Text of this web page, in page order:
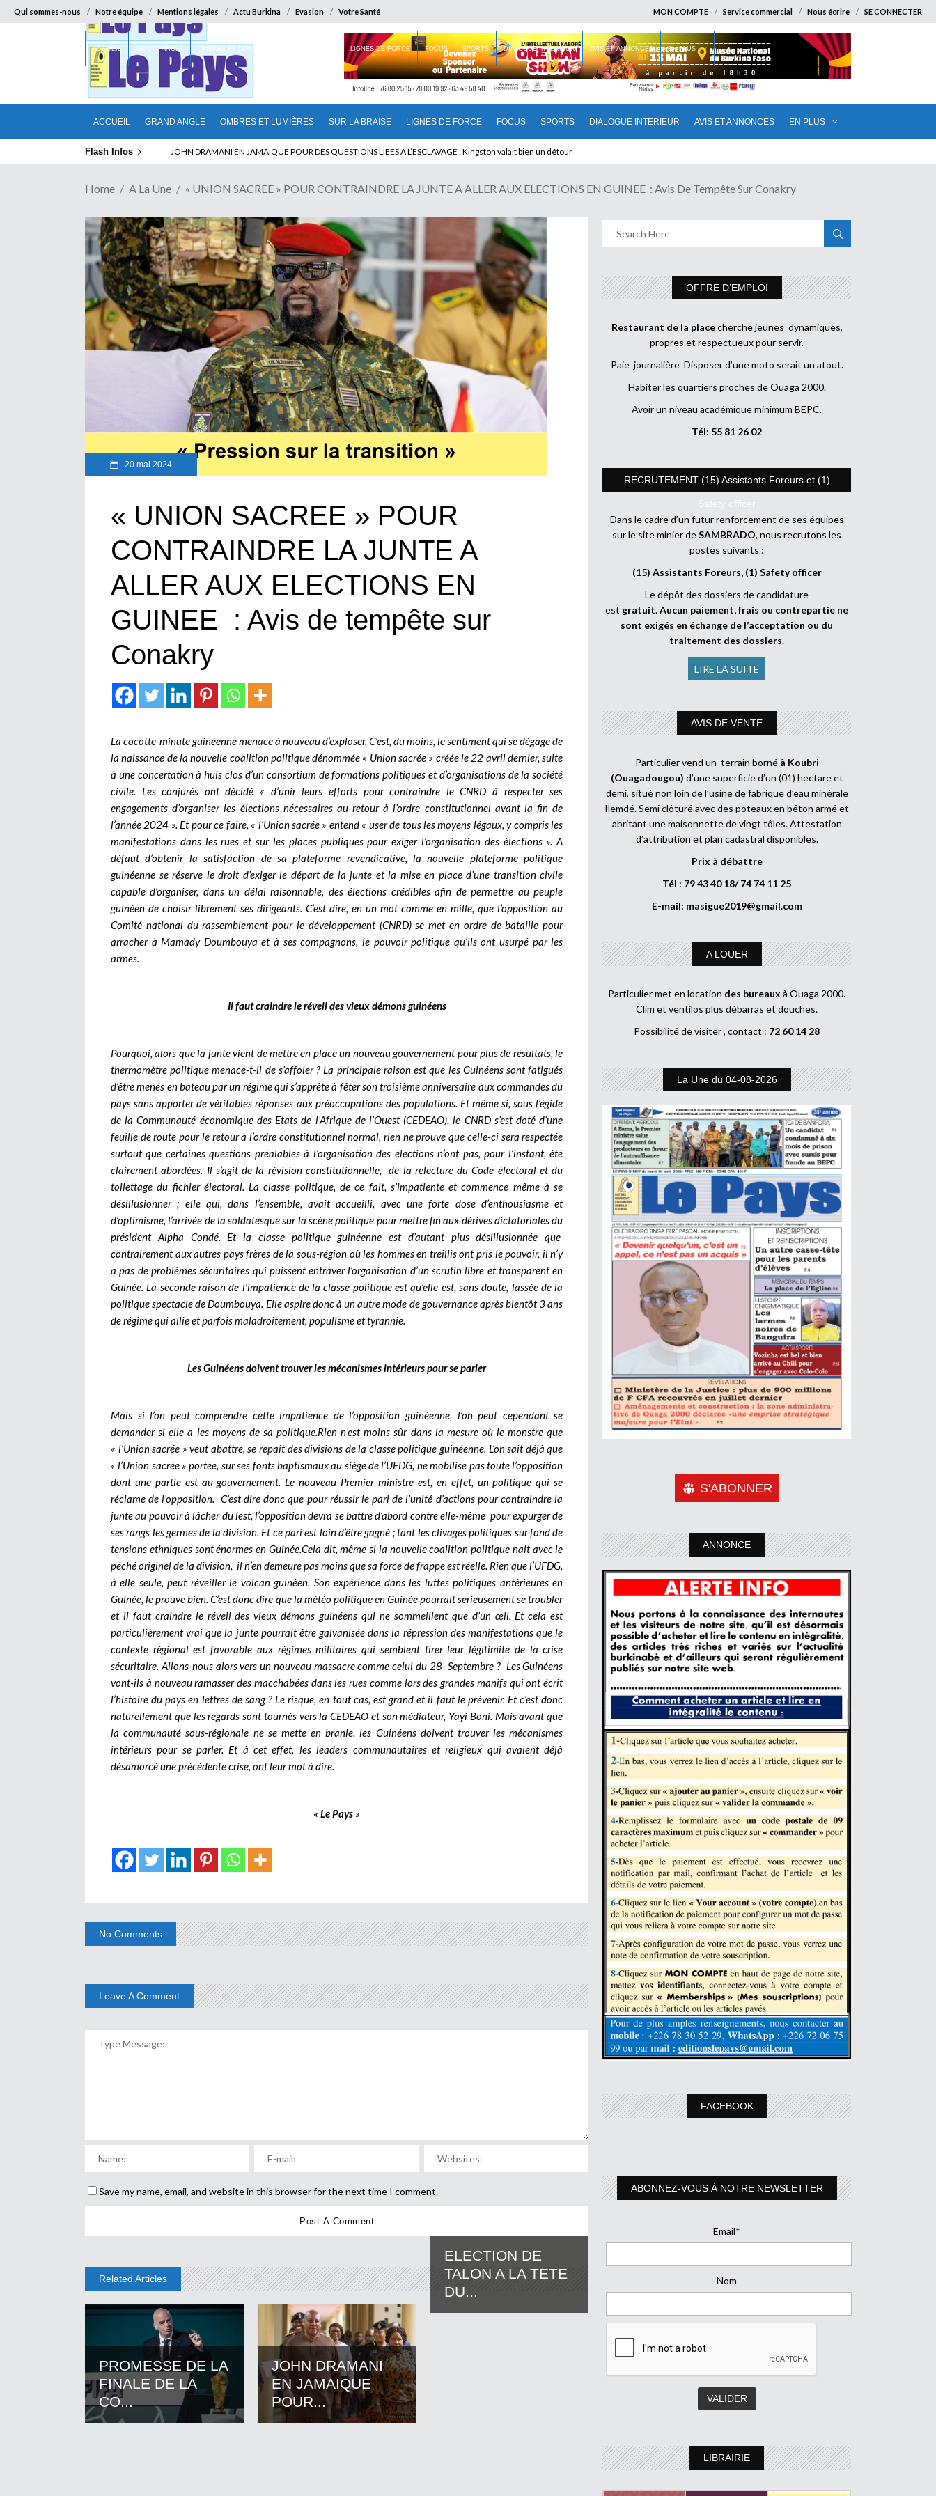
Qui sommes-nous Notre équipe Mentions légales Actu Burkina Evasion Votre Santé MON COMPTE Service commercial Nous écrire SE CONNECTER
ACCUEIL GRAND ANGLE OMBRES ET LUMIÈRES SUR LA BRAISE LIGNES DE FORCE FOCUS SPORTS DIALOGUE INTERIEUR AVIS ET ANNONCES EN PLUS
ACCUEIL GRAND ANGLE OMBRES ET LUMIÈRES LIGNES DE FORCE FOCUS SPORTS DIALOGUE INTERIEUR AVIS ET ANNONCES EN PLUS
Flash Infos ELECTION DE TALON A LA TETE DU SENAT BENINOIS : Quand Patrice quitte le pouvoir sans partir !
Home A La Une « UNION SACREE » POUR CONTRAINDRE LA JUNTE A ALLER AUX ELECTIONS EN GUINEE : Avis De Tempête Sur Conakry
20 mai 2024
« UNION SACREE » POUR
CONTRAINDRE LA JUNTE A
ALLER AUX ELECTIONS EN
GUINEE : Avis de tempête sur
Conakry
La cocotte-minute guinéenne menace à nouveau d’exploser. C’est, du moins, le sentiment qui se dégage de
la naissance de la nouvelle coalition politique dénommée « Union sacrée » créée le 22 avril dernier, suite
à une concertation à huis clos d’un consortium de formations politiques et d’organisations de la société
civile. Les conjurés ont décidé « d’unir leurs efforts pour contraindre le CNRD à respecter ses
engagements d’organiser les élections nécessaires au retour à l’ordre constitutionnel avant la fin de
l’année 2024 ». Et pour ce faire, « l’Union sacrée » entend « user de tous les moyens légaux, y compris les
manifestations dans les rues et sur les places publiques pour exiger l’organisation des élections ». A
défaut d’obtenir la satisfaction de sa plateforme revendicative, la nouvelle plateforme politique
guinéenne se réserve le droit d’exiger le départ de la junte et la mise en place d’une transition civile
capable d’organiser, dans un délai raisonnable, des élections crédibles afin de permettre au peuple
guinéen de choisir librement ses dirigeants. C’est dire, en un mot comme en mille, que l’opposition au
Comité national du rassemblement pour le développement (CNRD) se met en ordre de bataille pour
arracher à Mamady Doumbouya et à ses compagnons, le pouvoir politique qu’ils ont usurpé par les
armes.
Il faut craindre le réveil des vieux démons guinéens
Pourquoi, alors que la junte vient de mettre en place un nouveau gouvernement pour plus de résultats, le
thermomètre politique menace-t-il de s’affoler ? La principale raison est que les Guinéens sont fatigués
d’être menés en bateau par un régime qui s’apprête à fêter son troisième anniversaire aux commandes du
pays sans apporter de véritables réponses aux préoccupations des populations. Et même si, sous l’égide
de la Communauté économique des Etats de l’Afrique de l’Ouest (CEDEAO), le CNRD s’est doté d’une
feuille de route pour le retour à l’ordre constitutionnel normal, rien ne prouve que celle-ci sera respectée
surtout que certaines questions préalables à l’organisation des élections n’ont pas, pour l’instant, été
clairement abordées. Il s’agit de la révision constitutionnelle, de la relecture du Code électoral et du
toilettage du fichier électoral. La classe politique, de ce fait, s’impatiente et commence même à se
désillusionner ; elle qui, dans l’ensemble, avait accueilli, avec une forte dose d’enthousiasme et
d’optimisme, l’arrivée de la soldatesque sur la scène politique pour mettre fin aux dérives dictatoriales du
président Alpha Condé. Et la classe politique guinéenne est d’autant plus désillusionnée que
contrairement aux autres pays frères de la sous-région où les hommes en treillis ont pris le pouvoir, il n’y
a pas de problèmes sécuritaires qui puissent entraver l’organisation d’un scrutin libre et transparent en
Guinée. La seconde raison de l’impatience de la classe politique est qu’elle est, sans doute, lassée de la
politique spectacle de Doumbouya. Elle aspire donc à un autre mode de gouvernance après bientôt 3 ans
de régime qui allie et parfois maladroitement, populisme et tyrannie.
Les Guinéens doivent trouver les mécanismes intérieurs pour se parler
Mais si l’on peut comprendre cette impatience de l’opposition guinéenne, l’on peut cependant se
demander si elle a les moyens de sa politique.Rien n’est moins sûr dans la mesure où le monstre que
« l’Union sacrée » veut abattre, se repait des divisions de la classe politique guinéenne. L’on sait déjà que
« l’Union sacrée » portée, sur ses fonts baptismaux au siège de l’UFDG, ne mobilise pas toute l’opposition
dont une partie est au gouvernement. Le nouveau Premier ministre est, en effet, un politique qui se
réclame de l’opposition. C’est dire donc que pour réussir le pari de l’unité d’actions pour contraindre la
junte au pouvoir à lâcher du lest, l’opposition devra se battre d’abord contre elle-même pour expurger de
ses rangs les germes de la division. Et ce pari est loin d’être gagné ; tant les clivages politiques sur fond de
tensions ethniques sont énormes en Guinée.Cela dit, même si la nouvelle coalition politique nait avec le
péché originel de la division, il n’en demeure pas moins que sa force de frappe est réelle. Rien que l’UFDG,
à elle seule, peut réveiller le volcan guinéen. Son expérience dans les luttes politiques antérieures en
Guinée, le prouve bien. C’est donc dire que la météo politique en Guinée pourrait sérieusement se troubler
et il faut craindre le réveil des vieux démons guinéens qui ne sommeillent que d’un œil. Et cela est
particulièrement vrai que la junte pourrait être galvanisée dans la répression des manifestations que le
contexte régional est favorable aux régimes militaires qui semblent tirer leur légitimité de la crise
sécuritaire. Allons-nous alors vers un nouveau massacre comme celui du 28- Septembre ? Les Guinéens
vont-ils à nouveau ramasser des macchabées dans les rues comme lors des grandes manifs qui ont écrit
l’histoire du pays en lettres de sang ? Le risque, en tout cas, est grand et il faut le prévenir. Et c’est donc
naturellement que les regards sont tournés vers la CEDEAO et son médiateur, Yayi Boni. Mais avant que
la communauté sous-régionale ne se mette en branle, les Guinéens doivent trouver les mécanismes
intérieurs pour se parler. Et à cet effet, les leaders communautaires et religieux qui avaient déjà
désamorcé une précédente crise, ont leur mot à dire.
« Le Pays »
No Comments
Leave A Comment
Save my name, email, and website in this browser for the next time I comment.
Related Articles
PROMESSE DE LA
FINALE DE LA
CO...
JOHN DRAMANI
EN JAMAIQUE
POUR...
ELECTION DE
TALON A LA TETE
DU...
OFFRE D’EMPLOI
Restaurant de la placecherche jeunes dynamiques,
propres et respectueux pour servir.
Paie journalière Disposer d’une moto serait un atout.
Habiter les quartiers proches de Ouaga 2000.
Avoir un niveau académique minimum BEPC.
Tél: 55 81 26 02
RECRUTEMENT (15) Assistants Foreurs et (1)
Safety officer
Dans le cadre d’un futur renforcement de ses équipes
sur le site minier deSAMBRADO, nous recrutons les
postes suivants :
(15) Assistants Foreurs, (1) Safety officer
Le dépôt des dossiers de candidature
est gratuit.Aucun paiement, frais ou contrepartie ne
sont exigés en échange de l’acceptation ou du
traitement des dossiers.
LIRE LA SUITE
AVIS DE VENTE
Particulier vend un terrain borné à Koubri
(Ouagadougou) d’une superficie d’un (01) hectare et
demi, situé non loin de l’usine de fabrique d’eau minérale
Ilemdé. Semi clôturé avec des poteaux en béton armé et
abritant une maisonnette de vingt tôles. Attestation
d’attribution et plan cadastral disponibles.
Prix à débattre
Tél : 79 43 40 18/ 74 74 11 25
E-mail: masigue2019@gmail.com
A LOUER
Particulier met en location des bureaux à Ouaga 2000.
Clim et ventilos plus débarras et douches.
Possibilité de visiter , contact : 72 60 14 28
La Une du 04-08-2026
S'ABONNER
ANNONCE
FACEBOOK
ABONNEZ-VOUS À NOTRE NEWSLETTER
Email*
Nom
LIBRAIRIE